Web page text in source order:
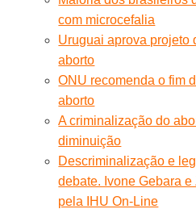
com microcefalia
Uruguai aprova projeto
aborto
ONU recomenda o fim
aborto
A criminalização do
diminuição
Descriminalização e
debate. Ivone Gebara
pela IHU On-Line